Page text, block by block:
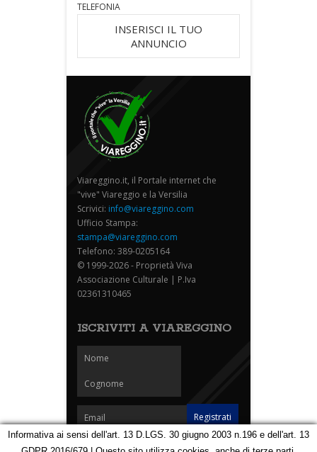
TELEFONIA
INSERISCI IL TUO
ANNUNCIO
Viareggino.it, il Portale internet che
"vive" Viareggio e la Versilia
Scrivici: info@viareggino.com
Ufficio Stampa:
stampa@viareggino.com
Telefono: 389-0205164
© 1999-2026 - Proprietà Viva
Associazione Culturale | P.Iva
02361310465
ISCRIVITI A VIAREGGINO
Informativa ai sensi dell'art. 13 D.LGS. 30 giugno 2003 n.196 e dell'art. 13